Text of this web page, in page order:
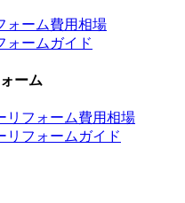
ォーム費用相場
ォームガイド
ーム
リフォーム費用相場
リフォームガイド